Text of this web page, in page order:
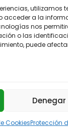
a la
nos
o las
puede
Denegar
CookiesProtección